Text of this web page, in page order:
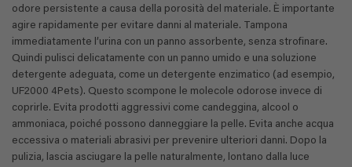
odore persistente a causa della porosità del materiale. È importante
agire rapidamente per evitare danni al materiale. Tampona
immediatamente l’urina con un panno assorbente, senza strofinare.
Quindi pulisci delicatamente con un panno umido e una soluzione
detergente adeguata, come un detergente enzimatico (ad esempio,
UF2000 4Pets). Questo scompone le molecole odorose invece di
coprirle. Evita prodotti aggressivi come candeggina, alcool o
ammoniaca, poiché possono danneggiare la pelle. Evita anche acqua
eccessiva o materiali abrasivi per prevenire ulteriori danni. Dopo la
pulizia, lascia asciugare la pelle naturalmente, lontano dalla luce